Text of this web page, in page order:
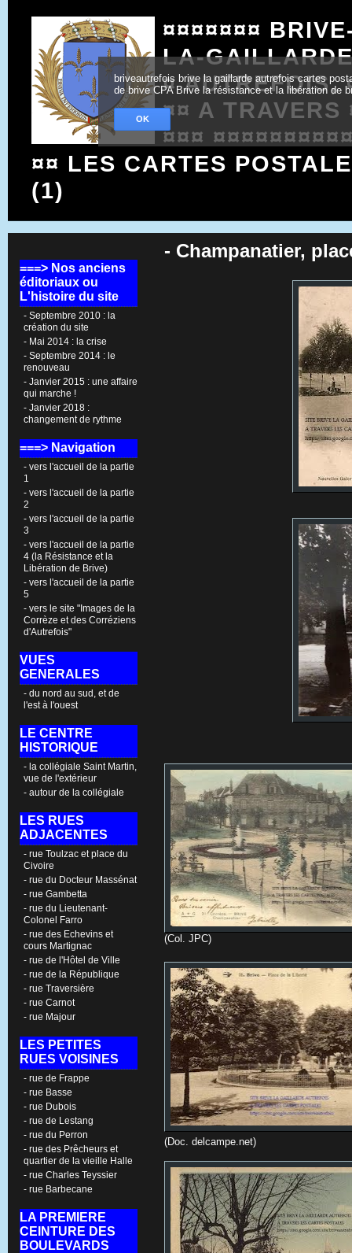
briveautrefois brive la gaillarde autrefois cartes
de brive CPA Brive la résistance et la libération de
OK
¤¤¤¤¤¤¤
LA-
¤ AUTREFOIS,
¤¤ A TRAVERS
¤¤¤
¤¤ LES CARTES
(1)
===> Nos anciens
éditoriaux ou
L'histoire du site
- Septembre 2010 : la
création du site
- Mai 2014 : la crise
- Septembre 2014 : le
renouveau
- Janvier 2015 : une affaire
qui marche !
- Janvier 2018 :
changement de rythme
===> Navigation
- vers l'accueil de la partie
1
- vers l'accueil de la partie
2
- vers l'accueil de la partie
3
- vers l'accueil de la partie
4 (la Résistance et la
Libération de Brive)
- vers l'accueil de la partie
5
- vers le site "Images de la
Corrèze et des Corréziens
d'Autrefois"
VUES
GENERALES
- du nord au sud, et de
l'est à l'ouest
LE CENTRE
HISTORIQUE
- la collégiale Saint Martin,
vue de l'extérieur
- autour de la collégiale
LES RUES
ADJACENTES
- rue Toulzac et place du
Civoire
- rue du Docteur Massénat
- rue Gambetta
- rue du Lieutenant-
Colonel Farro
- rue des Echevins et
cours Martignac
- rue de l'Hôtel de Ville
- rue de la République
- rue Traversière
- rue Carnot
- rue Majour
LES PETITES
RUES VOISINES
- rue de Frappe
- rue Basse
- rue Dubois
- rue de Lestang
- rue du Perron
- rue des Prêcheurs et
quartier de la vieille Halle
- rue Charles Teyssier
- rue Barbecane
LA PREMIERE
CEINTURE DES
BOULEVARDS
- Champanatier,
(Col. JPC)
(Doc. delcampe.net)